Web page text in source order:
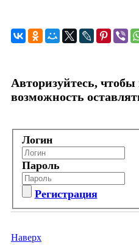
Авторизуйтесь, чтобы
возможность
Логин
Пароль
Регистрация
Наверх